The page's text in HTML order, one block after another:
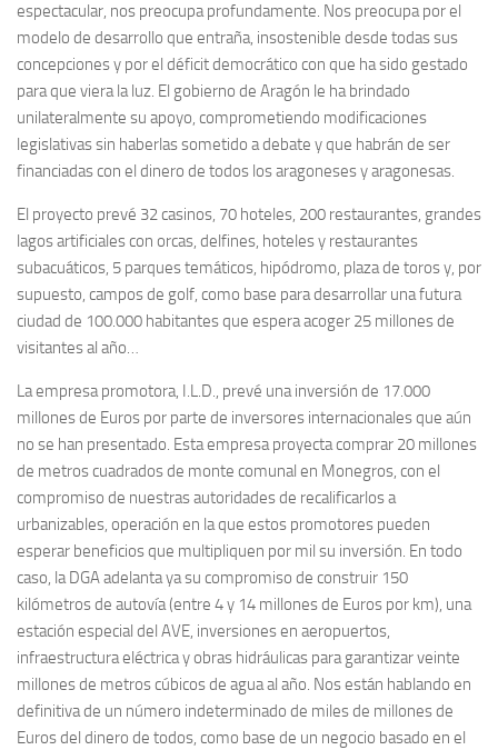
espectacular, nos preocupa profundamente. Nos preocupa por el
modelo de desarrollo que entraña, insostenible desde todas sus
concepciones y por el déficit democrático con que ha sido gestado
para que viera la luz. El gobierno de Aragón le ha brindado
unilateralmente su apoyo, comprometiendo modificaciones
legislativas sin haberlas sometido a debate y que habrán de ser
financiadas con el dinero de todos los aragoneses y aragonesas.
El proyecto prevé 32 casinos, 70 hoteles, 200 restaurantes, grandes
lagos artificiales con orcas, delfines, hoteles y restaurantes
subacuáticos, 5 parques temáticos, hipódromo, plaza de toros y, por
supuesto, campos de golf, como base para desarrollar una futura
ciudad de 100.000 habitantes que espera acoger 25 millones de
visitantes al año…
La empresa promotora, I.L.D., prevé una inversión de 17.000
millones de Euros por parte de inversores internacionales que aún
no se han presentado. Esta empresa proyecta comprar 20 millones
de metros cuadrados de monte comunal en Monegros, con el
compromiso de nuestras autoridades de recalificarlos a
urbanizables, operación en la que estos promotores pueden
esperar beneficios que multipliquen por mil su inversión. En todo
caso, la DGA adelanta ya su compromiso de construir 150
kilómetros de autovía (entre 4 y 14 millones de Euros por km), una
estación especial del AVE, inversiones en aeropuertos,
infraestructura eléctrica y obras hidráulicas para garantizar veinte
millones de metros cúbicos de agua al año. Nos están hablando en
definitiva de un número indeterminado de miles de millones de
Euros del dinero de todos, como base de un negocio basado en el